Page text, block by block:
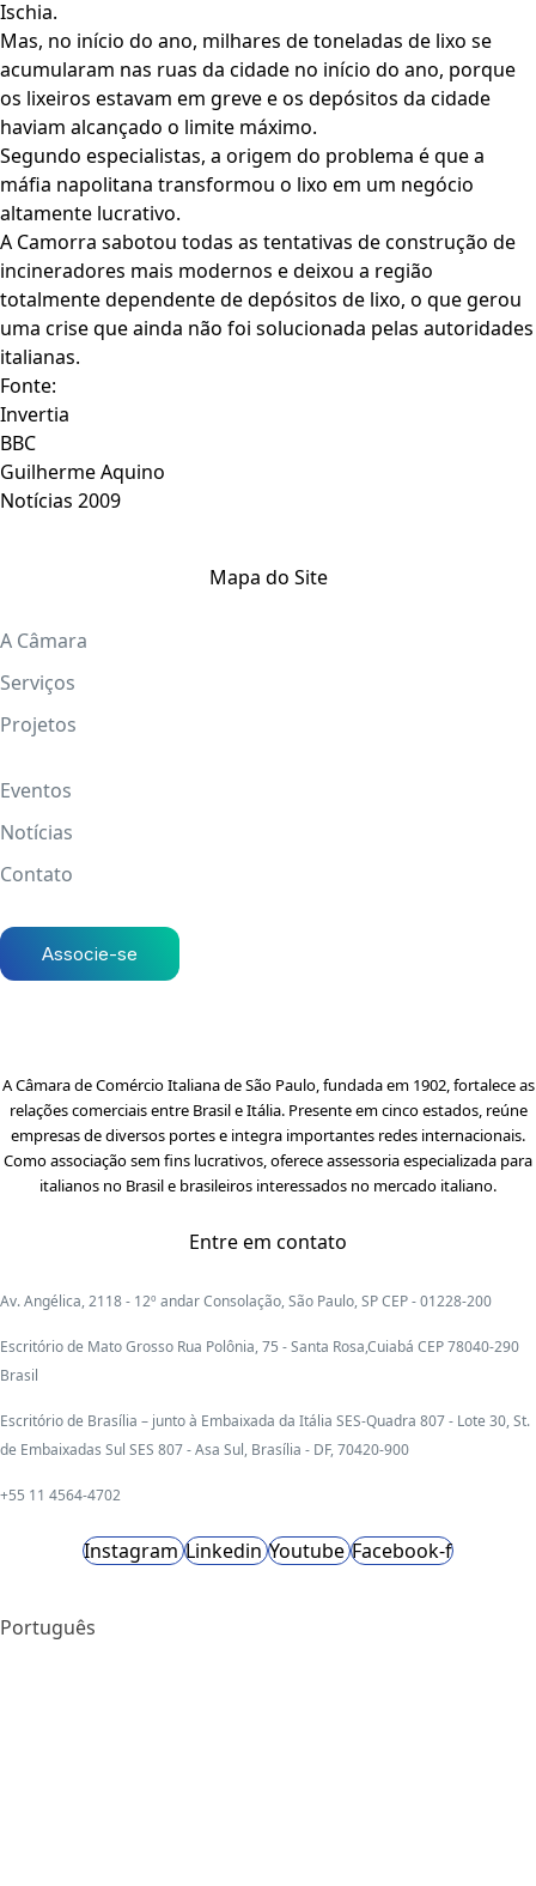
Ischia.
Mas, no início do ano, milhares de toneladas de lixo se
acumularam nas ruas da cidade no início do ano, porque
os lixeiros estavam em greve e os depósitos da cidade
haviam alcançado o limite máximo.
Segundo especialistas, a origem do problema é que a
máfia napolitana transformou o lixo em um negócio
altamente lucrativo.
A Camorra sabotou todas as tentativas de construção de
incineradores mais modernos e deixou a região
totalmente dependente de depósitos de lixo, o que gerou
uma crise que ainda não foi solucionada pelas autoridades
italianas.
Fonte:
Invertia
BBC
Guilherme Aquino
Notícias 2009
Mapa do Site
A Câmara
Serviços
Projetos
Eventos
Notícias
Contato
Associe-se
A Câmara de Comércio Italiana de São Paulo, fundada em 1902, fortalece as
relações comerciais entre Brasil e Itália. Presente em cinco estados, reúne
empresas de diversos portes e integra importantes redes internacionais.
Como associação sem fins lucrativos, oferece assessoria especializada para
italianos no Brasil e brasileiros interessados no mercado italiano.
Entre em contato
Av. Angélica, 2118 - 12º andar Consolação, São Paulo, SP CEP - 01228-200
Escritório de Mato Grosso Rua Polônia, 75 - Santa Rosa,Cuiabá CEP 78040-290
Brasil
Escritório de Brasília – junto à Embaixada da Itália SES-Quadra 807 - Lote 30, St.
de Embaixadas Sul SES 807 - Asa Sul, Brasília - DF, 70420-900
+55 11 4564-4702
Instagram Linkedin Youtube Facebook-f
Português